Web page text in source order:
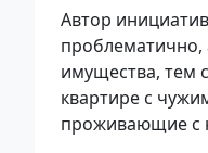
Автор
проблематично,
имущества, тем
квартире с
проживающие с